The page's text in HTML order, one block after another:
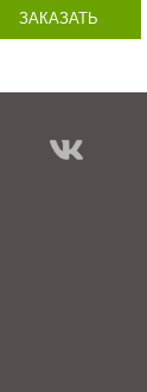
ЗАКАЗАТЬ